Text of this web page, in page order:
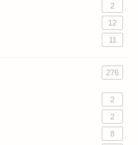
2
12
11
276
2
2
8